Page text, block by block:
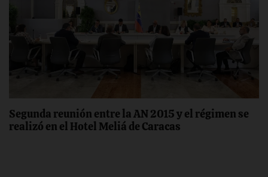
Segunda reunión entre la AN 2015 y el régimen se
realizó en el Hotel Meliá de Caracas